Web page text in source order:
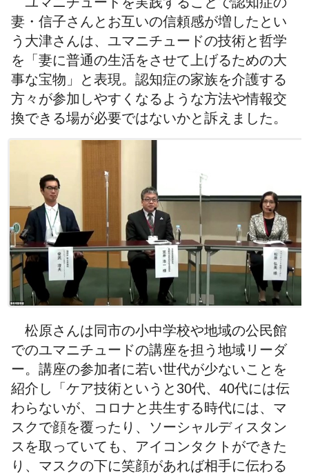
妻・信子さんとお互いの信頼感が増したとい
う大津さんは、ユマニチュードの技術と哲学
を「妻に普通の生活をさせて上げるための大
事な宝物」と表現。認知症の家族を介護する
方々が参加しやすくなるような方法や情報交
換できる場が必要ではないかと訴えました。
松原さんは同市の小中学校や地域の公民館
でのユマニチュードの講座を担う地域リーダ
ー。講座の参加者に若い世代が少ないことを
紹介し「ケア技術というと30代、40代には伝
わらないが、コロナと共生する時代には、マ
スクで顔を覆ったり、ソーシャルディスタン
スを取っていても、アイコンタクトができた
り、マスクの下に笑顔があれば相手に伝わる